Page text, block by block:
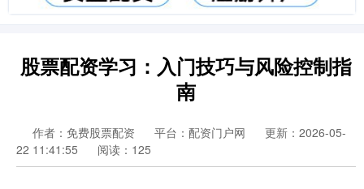
股票配资学习：入门技巧与风险控制指
南
作者：免费股票配资 平台：配资门户网
更新：2026-05-
22 11:41:55
阅读：125